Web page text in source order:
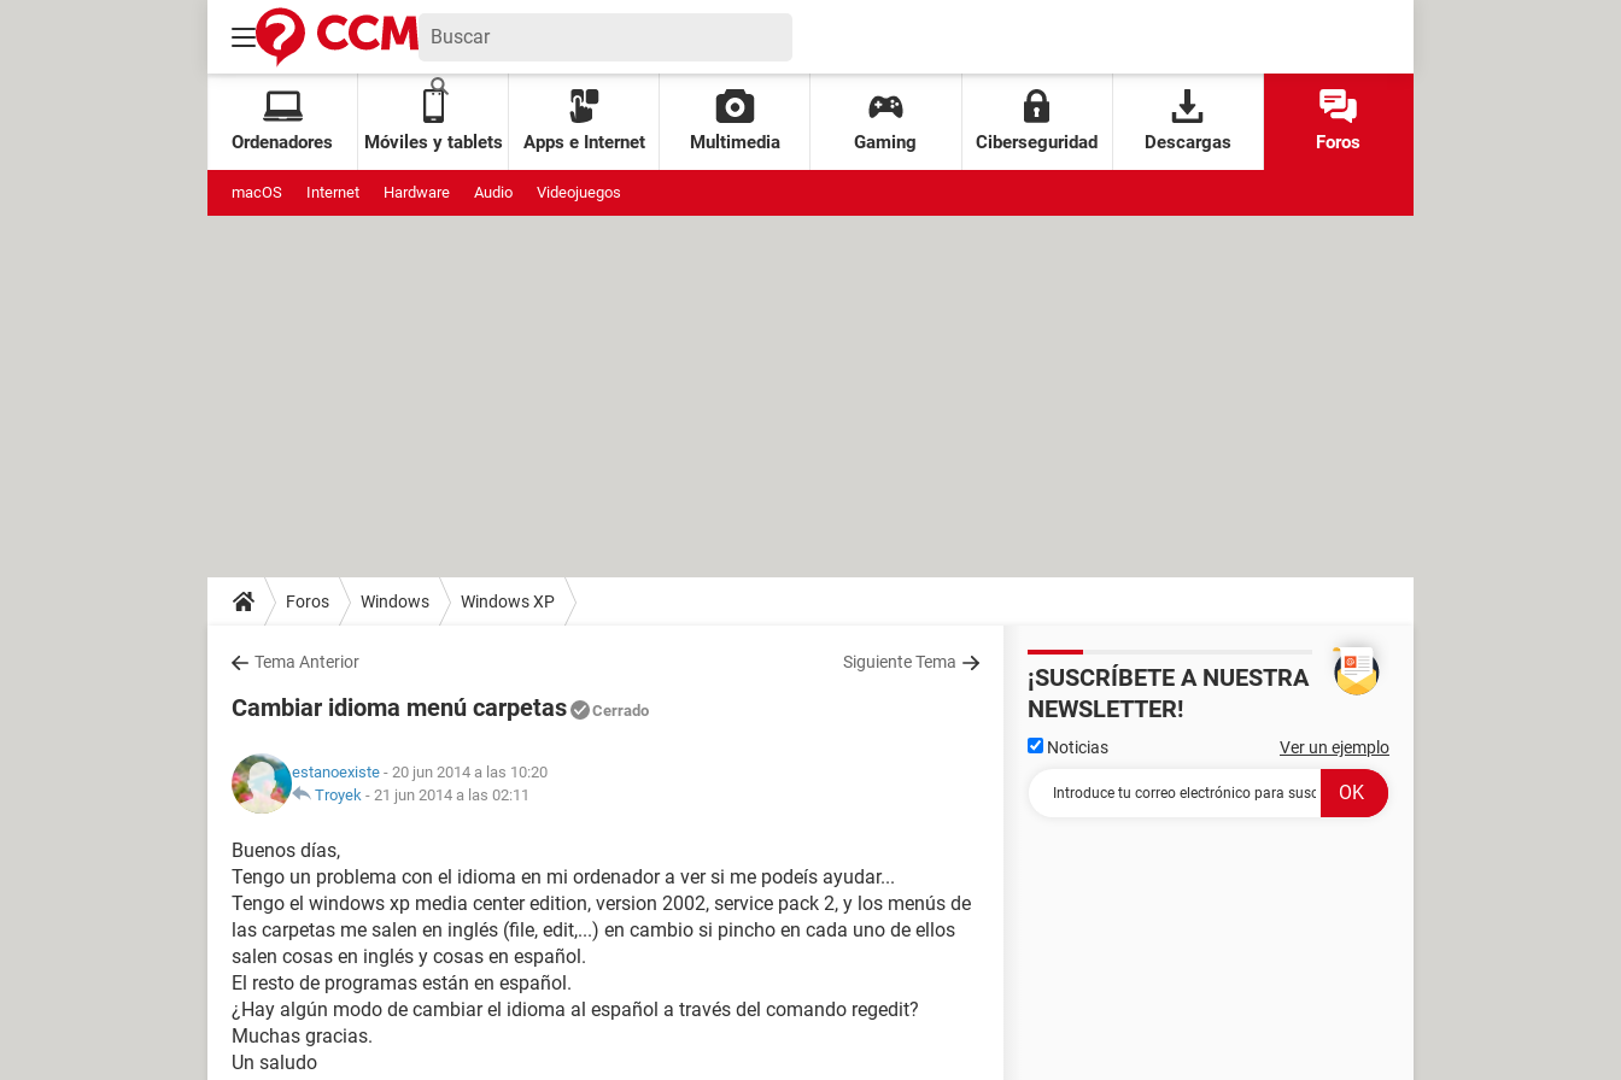
Ordenadores Móviles y tablets Apps e Internet Multimedia Gaming Ciberseguridad Descargas Foros
macOS Internet Hardware Audio Videojuegos
Foros Windows Windows XP
Tema Anterior Siguiente Tema
Cambiar idioma menú carpetas Cerrado
estanoexiste - 20 jun 2014 a las 10:20
Troyek - 21 jun 2014 a las 02:11
Buenos días,
Tengo un problema con el idioma en mi ordenador a ver si me podeís ayudar...
Tengo el windows xp media center edition, version 2002, service pack 2, y los menús de
las carpetas me salen en inglés (file, edit,...) en cambio si pincho en cada uno de ellos
salen cosas en inglés y cosas en español.
El resto de programas están en español.
¿Hay algún modo de cambiar el idioma al español a través del comando regedit?
Muchas gracias.
Un saludo
¡SUSCRÍBETE A NUESTRA
NEWSLETTER!
Noticias Ver un ejemplo